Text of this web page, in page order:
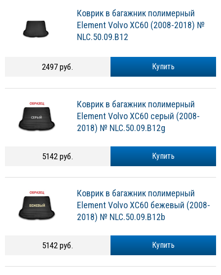
Коврик в багажник полимерный
Element Volvo XC60 (2008-2018) №
Купить
Коврик в багажник полимерный
Element Volvo XC60 серый (2008-
2018) № NLC.50.09.B12g
Купить
5142 руб.
Коврик в багажник полимерный
Element Volvo XC60 бежевый (2008-
2018) № NLC.50.09.B12b
Купить
5142 руб.